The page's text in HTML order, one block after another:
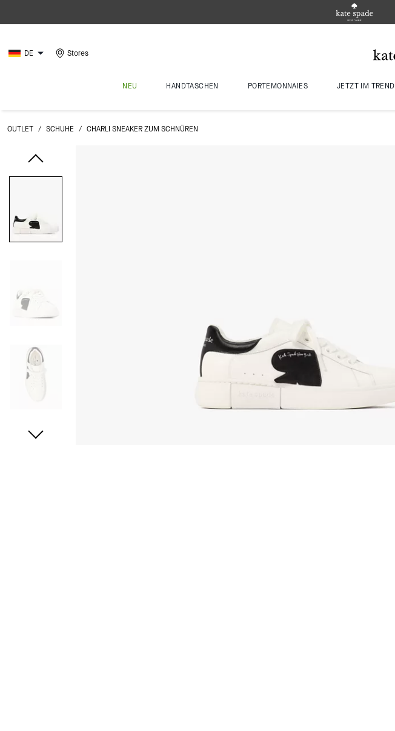
DE Stores
NEU HANDTASCHEN PORTEMONNAIES JETZT IM TREND
OUTLET / SCHUHE / CHARLI SNEAKER ZUM SCHNÜREN